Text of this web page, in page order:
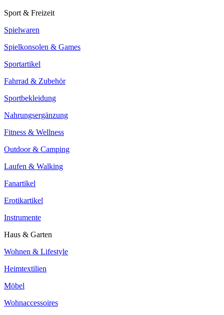
Sport & Freizeit
Spielwaren
Spielkonsolen & Games
Sportartikel
Fahrrad & Zubehör
Sportbekleidung
Nahrungsergänzung
Fitness & Wellness
Outdoor & Camping
Laufen & Walking
Fanartikel
Erotikartikel
Instrumente
Haus & Garten
Wohnen & Lifestyle
Heimtextilien
Möbel
Wohnaccessoires